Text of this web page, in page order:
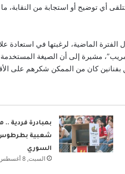
أي توضيح أو استجابة من النقابة،
الفترة الماضية، لرغبتها في استعادة
مشيرة إلى أن الصيغة المستخدمة
بفنانين كان من الممكن شكرهم على
شعبية بطرطوس
السوري
السبت, 8 أغسطس 2026, 11:54 ص